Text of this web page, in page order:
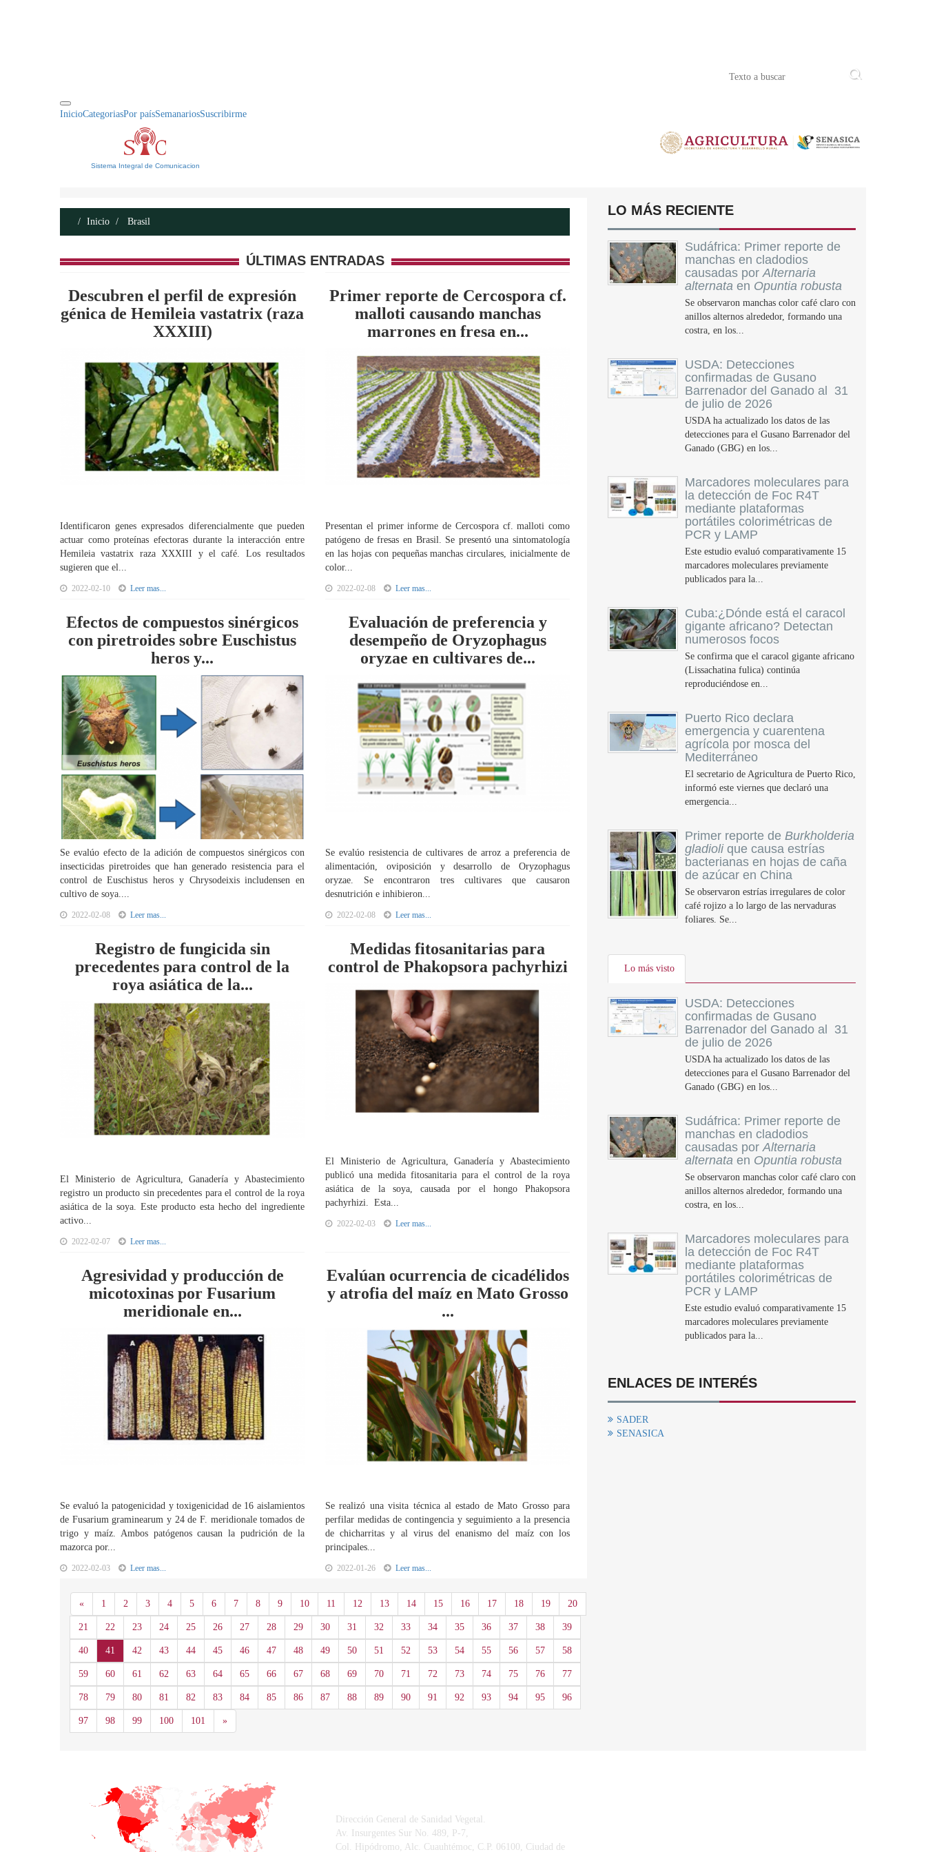
InicioCategoriasPor paísSemanariosSuscribirme
Sistema Integral de Comunicacion
Inicio Brasil
ÚLTIMAS ENTRADAS
Descubren el perfil de expresión
génica de Hemileia vastatrix (raza
XXXIII)
Identificaron genes expresados diferencialmente que pueden
actuar como proteínas efectoras durante la interacción entre
Hemileia vastatrix raza XXXIII y el café. Los resultados
sugieren que el...
2022-02-10 Leer mas...
Primer reporte de Cercospora cf.
malloti causando manchas
marrones en fresa en...
Presentan el primer informe de Cercospora cf. malloti como
patógeno de fresas en Brasil. Se presentó una sintomatología
en las hojas con pequeñas manchas circulares, inicialmente de
color...
2022-02-08 Leer mas...
Efectos de compuestos sinérgicos
con piretroides sobre Euschistus
heros y...
Se evalúo efecto de la adición de compuestos sinérgicos con
insecticidas piretroides que han generado resistencia para el
control de Euschistus heros y Chrysodeixis includensen en
cultivo de soya....
2022-02-08 Leer mas...
Evaluación de preferencia y
desempeño de Oryzophagus
oryzae en cultivares de...
Se evalúo resistencia de cultivares de arroz a preferencia de
alimentación, oviposición y desarrollo de Oryzophagus
oryzae. Se encontraron tres cultivares que causaron
desnutrición e inhibieron...
2022-02-08 Leer mas...
Registro de fungicida sin
precedentes para control de la
roya asiática de la...
El Ministerio de Agricultura, Ganadería y Abastecimiento
registro un producto sin precedentes para el control de la roya
asiática de la soya. Este producto esta hecho del ingrediente
activo...
2022-02-07 Leer mas...
Medidas fitosanitarias para
control de Phakopsora pachyrhizi
El Ministerio de Agricultura, Ganadería y Abastecimiento
publicó una medida fitosanitaria para el control de la roya
asiática de la soya, causada por el hongo Phakopsora
pachyrhizi. Esta...
2022-02-03 Leer mas...
Agresividad y producción de
micotoxinas por Fusarium
meridionale en...
Se evaluó la patogenicidad y toxigenicidad de 16 aislamientos
de Fusarium graminearum y 24 de F. meridionale tomados de
trigo y maíz. Ambos patógenos causan la pudrición de la
mazorca por...
2022-02-03 Leer mas...
Evalúan ocurrencia de cicadélidos
y atrofia del maíz en Mato Grosso
...
Se realizó una visita técnica al estado de Mato Grosso para
perfilar medidas de contingencia y seguimiento a la presencia
de chicharritas y al virus del enanismo del maíz con los
principales...
2022-01-26 Leer mas...
«Anterior
1 2 3 4 5 6 7 8 9 10 11 12 13 14 15 16 17 18 19 20
21 22 23 24 25 26 27 28 29 30 31 32 33 34 35 36 37 38 39
40 41 42 43 44 45 46 47 48 49 50 51 52 53 54 55 56 57 58
59 60 61 62 63 64 65 66 67 68 69 70 71 72 73 74 75 76 77
78 79 80 81 82 83 84 85 86 87 88 89 90 91 92 93 94 95 96
97 98 99 100 101 »Siguiente
LO MÁS RECIENTE
Sudáfrica: Primer reporte de
manchas en cladodios
causadas porAlternaria
alternata en Opuntia robusta
Se observaron manchas color café claro con
anillos alternos alrededor, formando una
costra, en los...
USDA: Detecciones
confirmadas de Gusano
Barrenador del Ganado al 31
de julio de 2026
USDA ha actualizado los datos de las
detecciones para el Gusano Barrenador del
Ganado (GBG) en los...
Marcadores moleculares para
la detección de Foc R4T
mediante plataformas
portátiles colorimétricas de
PCR y LAMP
Este estudio evaluó comparativamente 15
marcadores moleculares previamente
publicados para la...
Cuba:¿Dónde está el caracol
gigante africano? Detectan
numerosos focos
Se confirma que el caracol gigante africano
(Lissachatina fulica) continúa
reproduciéndose en...
Puerto Rico declara
emergencia y cuarentena
agrícola por mosca del
Mediterráneo
El secretario de Agricultura de Puerto Rico,
informó este viernes que declaró una
emergencia...
Primer reporte de Burkholderia
gladiolique causa estrías
bacterianas en hojas de caña
de azúcar en China
Se observaron estrías irregulares de color
café rojizo a lo largo de las nervaduras
foliares. Se...
Lo más visto
USDA: Detecciones
confirmadas de Gusano
Barrenador del Ganado al 31
de julio de 2026
USDA ha actualizado los datos de las
detecciones para el Gusano Barrenador del
Ganado (GBG) en los...
Sudáfrica: Primer reporte de
manchas en cladodios
causadas porAlternaria
alternata en Opuntia robusta
Se observaron manchas color café claro con
anillos alternos alrededor, formando una
costra, en los...
Marcadores moleculares para
la detección de Foc R4T
mediante plataformas
portátiles colorimétricas de
PCR y LAMP
Este estudio evaluó comparativamente 15
marcadores moleculares previamente
publicados para la...
ENLACES DE INTERÉS
SADER
SENASICA
Dirección General de Sanidad Vegetal.
Av. Insurgentes Sur No. 489, P-7,
Col. Hipódromo, Alc. Cuauhtémoc, C.P. 06100, Ciudad de